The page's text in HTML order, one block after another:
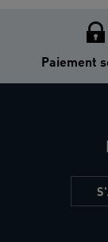
Paiement